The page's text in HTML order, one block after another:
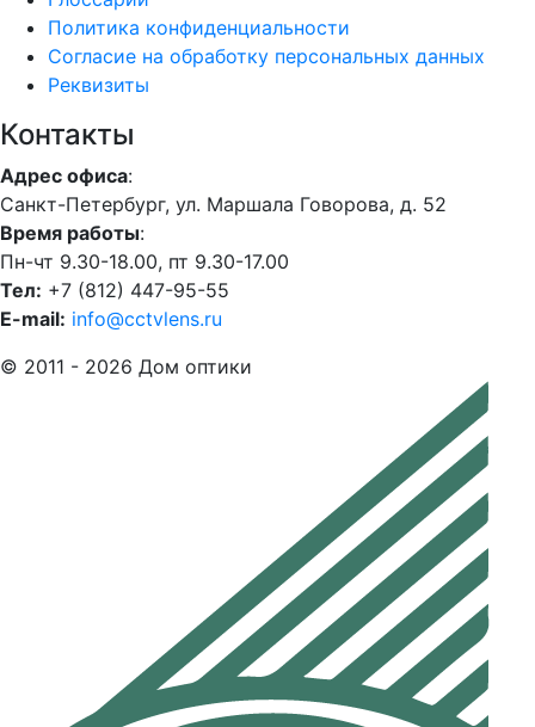
Политика конфиденциальности
Согласие на обработку персональных данных
Реквизиты
Контакты
Адрес офиса:
Санкт-Петербург, ул. Маршала Говорова, д. 52
Время работы:
Пн-чт 9.30-18.00, пт 9.30-17.00
Тел: +7 (812) 447-95-55
E-mail: info@cctvlens.ru
© 2011 - 2026 Дом оптики